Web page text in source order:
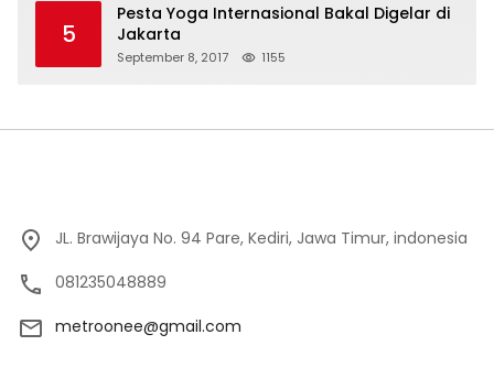
5
Pesta Yoga Internasional Bakal Digelar di
Jakarta
September 8, 2017 1155
JL. Brawijaya No. 94 Pare, Kediri, Jawa Timur, indonesia
081235048889
metroonee@gmail.com